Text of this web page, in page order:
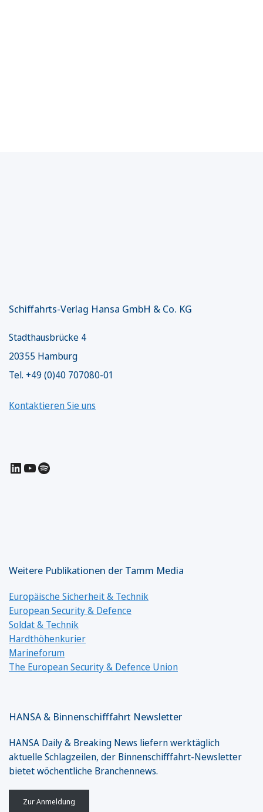
Schiffahrts-Verlag Hansa GmbH & Co. KG
Stadthausbrücke 4
20355 Hamburg
Tel. +49 (0)40 707080-01
Kontaktieren Sie uns
LinkedIn
YouTube
Spotify
Weitere Publikationen der Tamm Media
Europäische Sicherheit & Technik
European Security & Defence
Soldat & Technik
Hardthöhenkurier
Marineforum
The European Security & Defence Union
HANSA & Binnenschifffahrt Newsletter
HANSA Daily & Breaking News liefern werktäglich
aktuelle Schlagzeilen, der Binnenschifffahrt-Newsletter
bietet wöchentliche Branchennews.
Zur Anmeldung